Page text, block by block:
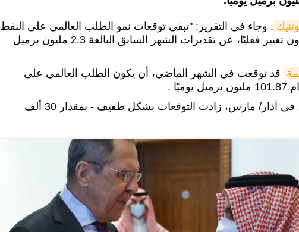
. وجاء في التقرير: "تبقى توقعات نمو الطلب العالمي على النفط
لعام 2023، دون تغيير فعليًا، عن تقديرات الشهر السابق البالغة 2.3 مليون برميل
قد توقعت في الشهر الماضي، أن يكون الطلب العالمي على
.
وبهذا الشكل، في آذار/ مارس، زادت التوقعات بشكل طفيف - بمقدار 30 ألف